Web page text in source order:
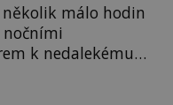
málo hodin
k nedalekému
ranec s